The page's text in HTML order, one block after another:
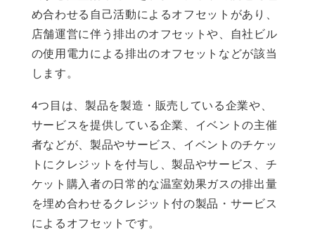
め合わせる自己活動によるオフセットがあり、
店舗運営に伴う排出のオフセットや、自社ビル
の使用電力による排出のオフセットなどが該当
します。
4つ目は、製品を製造・販売している企業や、
サービスを提供している企業、イベントの主催
者などが、製品やサービス、イベントのチケッ
トにクレジットを付与し、製品やサービス、チ
ケット購入者の日常的な温室効果ガスの排出量
を埋め合わせるクレジット付の製品・サービス
によるオフセットです。